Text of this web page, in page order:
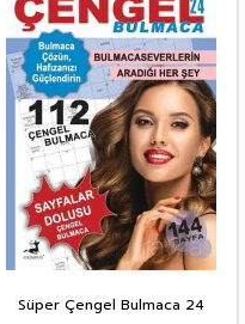
Süper Çengel Bulmaca 24